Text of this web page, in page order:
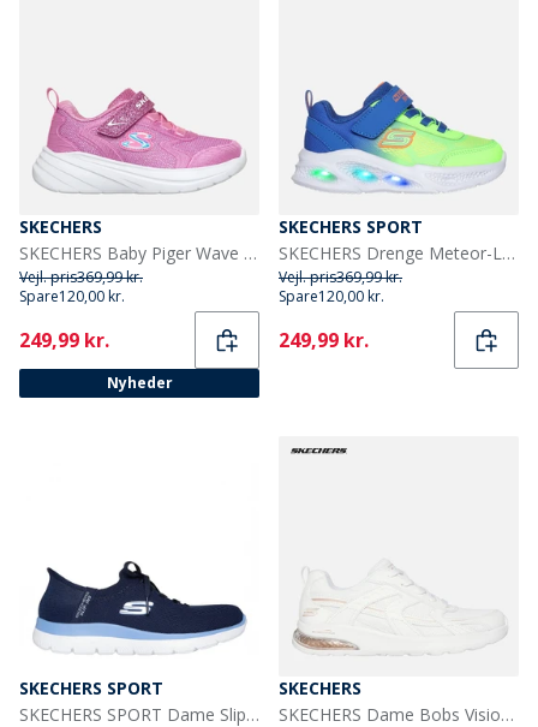
SKECHERS
SKECHERS Baby Piger Wave 92 Sneakers Pink
Vejl. pris369,99 kr.
Spare120,00 kr.
Current
249,99 kr.
Nyheder
SKECHERS SPORT
SKECHERS Drenge Meteor-Lys Krendox Sneakers Blå
Vejl. pris369,99 kr.
Spare120,00 kr.
Current
249,99 kr.
SKECHERS SPORT
SKECHERS SPORT Dame Slip In Summits Nye Hverdags Sneakers Navy
SKECHERS
SKECHERS Dame Bobs Vision Air Sneakers Hvid